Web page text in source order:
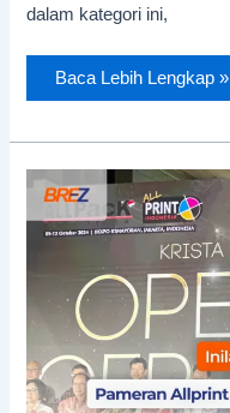
dalam kategori ini,
Baca Lebih Lengkap »
Inilah
Alasan
AllPrint
Jakarta
2025
Event
Paling
Ditunggu
Pebisnis
Digital
Printing!